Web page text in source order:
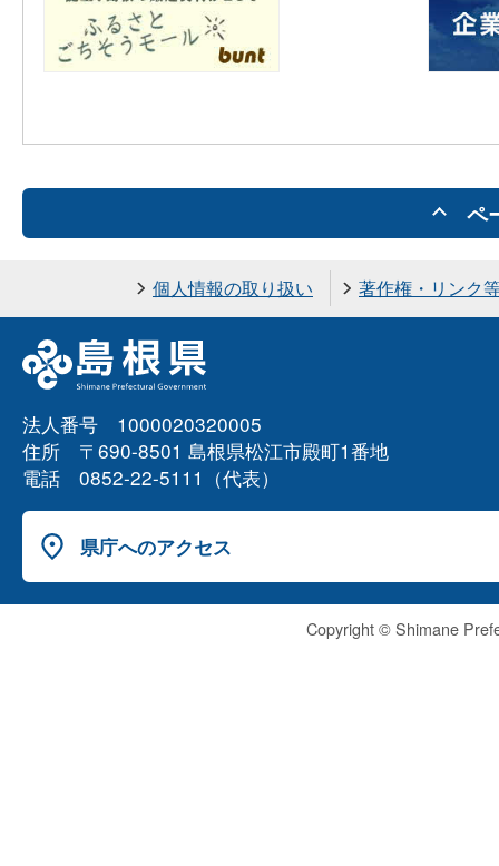
ペ
個人情報の取り扱い 著作権・リンク
法人番号 1000020320005
住所 〒690-8501 島根県松江市殿町1番地
電話 0852-22-5111（代表）
県庁へのアクセス
Copyright © Shimane